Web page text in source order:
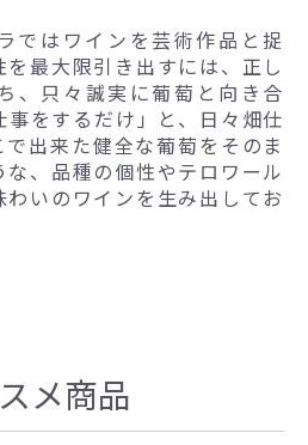
ではワインを芸術作品と捉
最大限引き出すには、正し
、只々誠実に葡萄と向き合
をするだけ」と、日々畑仕
出来た健全な葡萄をそのま
、品種の個性やテロワール
いのワインを生み出してお
メ商品